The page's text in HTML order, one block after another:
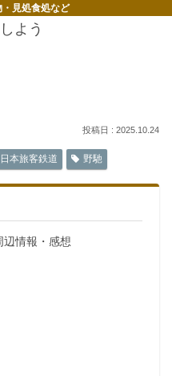
見処食処など
よう
2025.10.24
本旅客鉄道 野馳
辺情報・感想